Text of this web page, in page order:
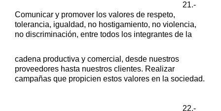
21.-
Comunicar y promover los valores de respeto,
tolerancia, igualdad, no hostigamiento, no violencia,
no discriminación, entre todos los integrantes de la
cadena productiva y comercial, desde nuestros
proveedores hasta nuestros clientes. Realizar
campañas que propicien estos valores en la sociedad.
22.-